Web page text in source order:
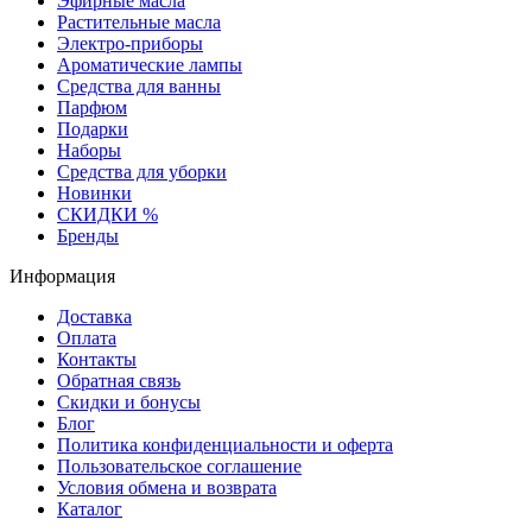
Растительные масла
Электро-приборы
Ароматические лампы
Средства для ванны
Парфюм
Подарки
Наборы
Средства для уборки
Новинки
СКИДКИ %
Бренды
Информация
Доставка
Оплата
Контакты
Обратная связь
Скидки и бонусы
Блог
Политика конфиденциальности и оферта
Пользовательское соглашение
Условия обмена и возврата
Каталог